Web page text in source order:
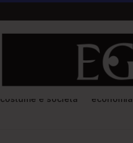
costume e società economia